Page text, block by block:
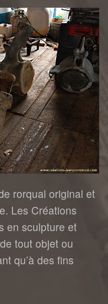
rorqual original et
Les Créations
en sculpture et
tout objet ou
qu’à des fins